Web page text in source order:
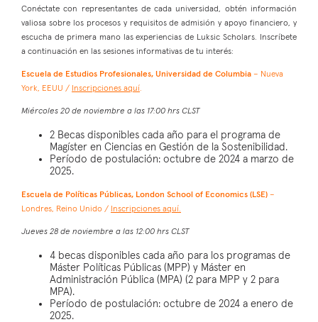
Conéctate con representantes de cada universidad, obtén información
valiosa sobre los procesos y requisitos de admisión y apoyo financiero, y
escucha de primera mano las experiencias de Luksic Scholars. Inscríbete
a continuación en las sesiones informativas de tu interés:
Escuela de Estudios Profesionales, Universidad de Columbia – Nueva
York, EEUU / Inscripciones aquí.
Miércoles 20 de noviembre a las 17:00 hrs CLST
2 Becas disponibles cada año para el programa de
Magíster en Ciencias en Gestión de la Sostenibilidad.
Período de postulación: octubre de 2024 a marzo de
2025.
Escuela de Políticas Públicas, London School of Economics (LSE) –
Londres, Reino Unido / Inscripciones aquí.
Jueves 28 de noviembre a las 12:00 hrs CLST
4 becas disponibles cada año para los programas de
Máster Políticas Públicas (MPP) y Máster en
Administración Pública (MPA) (2 para MPP y 2 para
MPA).
Período de postulación: octubre de 2024 a enero de
2025.